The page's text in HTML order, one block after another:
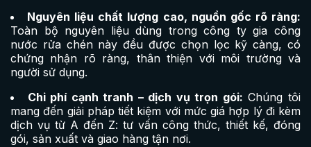
Nguyên liệu chất lượng cao, nguồn gốc rõ ràng:
Toàn bộ nguyên liệu dùng trong công ty gia công
nước rửa chén này đều được chọn lọc kỹ càng, có
chứng nhận rõ ràng, thân thiện với môi trường và
người sử dụng.
Chi phí cạnh tranh – dịch vụ trọn gói: Chúng tôi
mang đến giải pháp tiết kiệm với mức giá hợp lý đi kèm
dịch vụ từ A đến Z: tư vấn công thức, thiết kế, đóng
gói, sản xuất và giao hàng tận nơi.